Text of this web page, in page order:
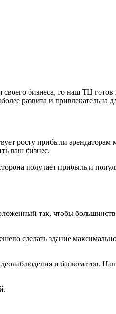
бизнеса, то наш ТЦ
развита и привлекательна
росту прибыли
ваш бизнес.
получает прибыль и
так, чтобы
сделать здание
и банкоматов.